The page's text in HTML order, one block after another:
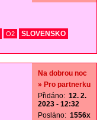
O2
SLOVENSKO
Na dobrou noc
» Pro partnerku
Přidáno: 12. 2.
2023 - 12:32
Posláno: 1556x